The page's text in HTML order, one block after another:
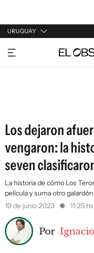
URUGUAY
URUGUAY
ARGENTINA
Los dejaron
vengaron: la
seven
La historia de cómo Los
película y suma otro
19 de junio 2023
11:25 hs
Por